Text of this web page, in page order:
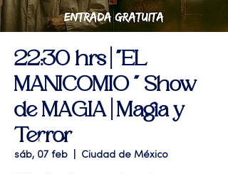
22:30 hrs | "EL
MANICOMIO " Show
de MAGIA | Magia y
Terror
sáb, 07 feb Ciudad de México